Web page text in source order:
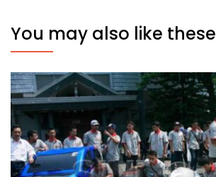
You may also like these